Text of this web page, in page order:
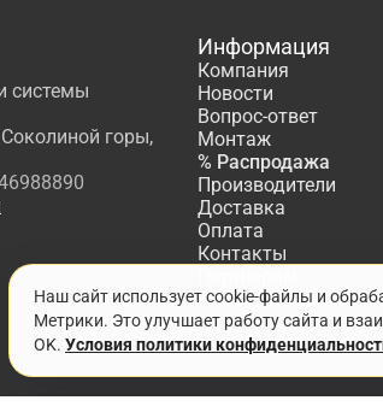
системы
горы,
Информация
Компания
Новости
Вопрос-ответ
Монтаж
% Распродажа
Производители
Доставка
Оплата
Контакты
Проектирование
Наш сайт использует cookie-файлы и
Метрики. Это улучшает работу сайта и
OK. Условия политики